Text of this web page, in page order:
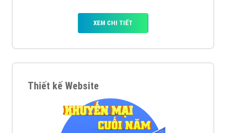
XEM CHI TIẾT
Thiết kế Website